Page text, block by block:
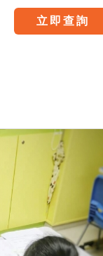
立即查詢